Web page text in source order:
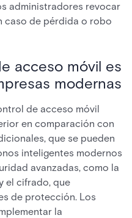
administradores revocar
caso de pérdida o robo
acceso móvil es
modernas
de acceso móvil
en comparación con
que se pueden
inteligentes modernos
avanzadas, como la
el cifrado, que
de protección. Los
la